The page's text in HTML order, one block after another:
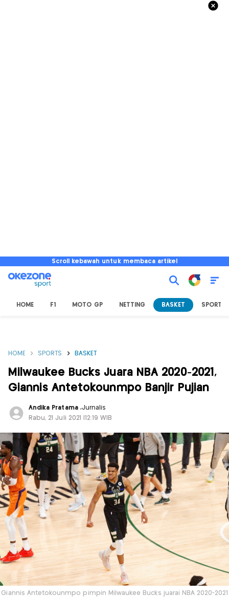
Scroll kebawah untuk membaca artikel
HOME F1 MOTO GP NETTING BASKET SPORT
HOME SPORTS BASKET
Milwaukee Bucks Juara NBA 2020-2021,
Giannis Antetokounmpo Banjir Pujian
Andika Pratama ,Jurnalis
Rabu, 21 Juli 2021 |12:19 WIB
Giannis Antetokounmpo pimpin Milwaukee Bucks juarai NBA 2020-2021